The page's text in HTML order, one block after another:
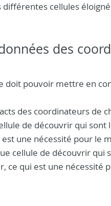
cellules
des
doit pouvoir mettre en
des coordinateurs de
de découvrir qui sont
une nécessité pour le
cellule de découvrir qui
ce qui est une nécessité